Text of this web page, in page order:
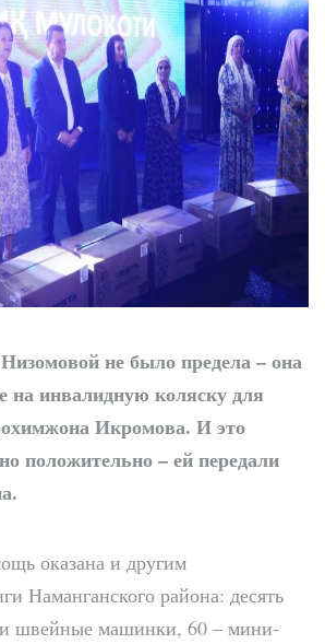
не было предела – она
на инвалидную коляску для
Икромова. И это
положительно – ей передали
оказана и другим
Наманганского района: десять
швейные машинки, 60 – мини-